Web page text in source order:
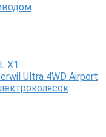
X1
Ultra 4WD Airport